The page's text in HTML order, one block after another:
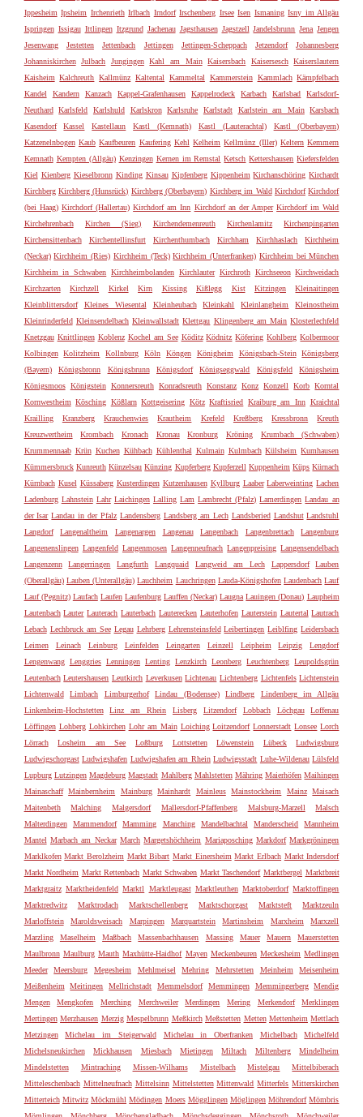
Ippesheim Ipsheim Irchenrieth Irlbach Irndorf Irschenberg Irsee Isen Ismaning Isny im Allgäu
Ispringen Issigau Ittlingen Itzgrund Jachenau Jagsthausen Jagstzell Jandelsbrunn Jena Jengen
Jesenwang
Jestetten Jettenbach Jettingen Jettingen-Scheppach Jetzendorf
Johannesberg
Johanniskirchen
Julbach Jungingen Kahl am Main Kaisersbach Kaisersesch
Kaiserslautern
Kaisheim Kalchreuth Kallmünz Kaltental Kammeltal Kammerstein Kammlach Kämpfelbach
Kandel
Kandern Kanzach Kappel-Grafenhausen Kappelrodeck Karbach Karlsbad
Karlsdorf-
Neuthard
Karlsfeld Karlshuld Karlskron Karlsruhe Karlstadt Karlstein am Main
Karsbach
Kasendorf
Kassel Kastellaun Kastl (Kemnath) Kastl (Lauterachtal)
Kastl (Oberbayern)
Katzenelnbogen Kaub Kaufbeuren Kaufering Kehl Kelheim Kellmünz (Iller) Keltern Kemmern
Kemnath Kempten (Allgäu) Kenzingen Kernen im Remstal Ketsch Kettershausen Kiefersfelden
Kiel Kienberg Kieselbronn Kinding Kinsau Kipfenberg Kippenheim Kirchanschöring Kirchardt
Kirchberg Kirchberg (Hunsrück) Kirchberg (Oberbayern) Kirchberg im Wald Kirchdorf Kirchdorf
(bei Haag) Kirchdorf (Hallertau) Kirchdorf am Inn Kirchdorf an der Amper Kirchdorf im Wald
Kirchehrenbach
Kirchen (Sieg) Kirchendemenreuth Kirchenlamitz
Kirchenpingarten
Kirchensittenbach
Kirchentellinsfurt Kirchenthumbach Kirchham Kirchhaslach
Kirchheim
(Neckar) Kirchheim (Ries) Kirchheim (Teck) Kirchheim (Unterfranken) Kirchheim bei München
Kirchheim in Schwaben Kirchheimbolanden Kirchlauter Kirchroth Kirchseeon Kirchweidach
Kirchzarten
Kirchzell Kirkel Kirn Kissing Kißlegg Kist Kitzingen
Kleinaitingen
Kleinblittersdorf
Kleines Wiesental Kleinheubach Kleinkahl Kleinlangheim
Kleinostheim
Kleinrinderfeld Kleinsendelbach Kleinwallstadt Klettgau Klingenberg am Main Klosterlechfeld
Knetzgau Knittlingen Koblenz Kochel am See Köditz Ködnitz Köfering Kohlberg Kolbermoor
Kolbingen
Kolitzheim Kollnburg Köln Köngen Königheim Königsbach-Stein
Königsberg
(Bayern)
Königsbronn Königsbrunn Königsdorf Königseggwald Königsfeld
Königsheim
Königsmoos Königstein Konnersreuth Konradsreuth Konstanz Konz Konzell Korb Korntal
Kornwestheim Kösching Kößlarn Kottgeisering Kötz Kraftisried Kraiburg am Inn Kraichtal
Krailling
Kranzberg Krauchenwies Krautheim Krefeld Kreßberg Kressbronn
Kreuth
Kreuzwertheim
Krombach Kronach Kronau Kronburg Kröning
Krumbach (Schwaben)
Krummennaab Krün Kuchen Kühbach Kühlenthal Kulmain Kulmbach Külsheim Kumhausen
Kümmersbruck Kunreuth Künzelsau Künzing Kupferberg Kupferzell Kuppenheim Küps Kürnach
Kürnbach Kusel Küssaberg Kusterdingen Kutzenhausen Kyllburg Laaber Laberweinting Lachen
Ladenburg Lahnstein Lahr Laichingen Lalling Lam Lambrecht (Pfalz) Lamerdingen Landau an
der Isar Landau in der Pfalz Landensberg Landsberg am Lech Landsberied Landshut Landstuhl
Langdorf
Langenaltheim Langenargen Langenau Langenbach Langenbrettach
Langenburg
Langenenslingen Langenfeld Langenmosen Langenneufnach Langenpreising Langensendelbach
Langenzenn
Langerringen Langfurth Langquaid Langweid am Lech Lappersdorf
Lauben
(Oberallgäu) Lauben (Unterallgäu) Lauchheim Lauchringen Lauda-Königshofen Laudenbach Lauf
Lauf (Pegnitz) Laufach Laufen Laufenburg Lauffen (Neckar) Laugna Lauingen (Donau) Laupheim
Lautenbach Lauter Lauterach Lauterbach Lauterecken Lauterhofen Lauterstein Lautertal Lautrach
Lebach Lechbruck am See Legau Lehrberg Lehrensteinsfeld Leibertingen Leiblfing Leidersbach
Leimen
Leinach Leinburg Leinfelden Leingarten Leinzell Leipheim Leipzig
Lengdorf
Lengenwang Lenggries Lenningen Lenting Lenzkirch Leonberg Leuchtenberg Leupoldsgrün
Leutenbach Leutershausen Leutkirch Leverkusen Lichtenau Lichtenberg Lichtenfels Lichtenstein
Lichtenwald
Limbach Limburgerhof Lindau (Bodensee) Lindberg
Lindenberg im Allgäu
Linkenheim-Hochstetten
Linz am Rhein Lisberg Litzendorf Lobbach Löchgau
Loffenau
Löffingen Lohberg Lohkirchen Lohr am Main Loiching Loitzendorf Lonnerstadt Lonsee Lorch
Lörrach
Losheim am See Loßburg Lottstetten Löwenstein Lübeck
Ludwigsburg
Ludwigschorgast Ludwigshafen Ludwigshafen am Rhein Ludwigsstadt Luhe-Wildenau Lülsfeld
Lupburg Lutzingen Magdeburg Magstadt Mahlberg Mahlstetten Mähring Maierhöfen Maihingen
Mainaschaff Mainbernheim Mainburg Mainhardt Mainleus Mainstockheim Mainz Maisach
Maitenbeth
Malching Malgersdorf Mallersdorf-Pfaffenberg Malsburg-Marzell
Malsch
Malterdingen
Mammendorf Mamming Manching Mandelbachtal Manderscheid
Mannheim
Mantel Marbach am Neckar March Margetshöchheim Mariaposching Markdorf Markgröningen
Marklkofen Markt Berolzheim Markt Bibart Markt Einersheim Markt Erlbach Markt Indersdorf
Markt Nordheim Markt Rettenbach Markt Schwaben Markt Taschendorf Marktbergel Marktbreit
Marktgraitz Marktheidenfeld Marktl Marktleugast Marktleuthen Marktoberdorf Marktoffingen
Marktredwitz
Marktrodach Marktschellenberg Marktschorgast Marktsteft
Marktzeuln
Marloffstein
Maroldsweisach Marpingen Marquartstein Martinsheim Marxheim
Marxzell
Marzling
Maselheim Maßbach Massenbachhausen Massing Mauer Mauern
Mauerstetten
Maulbronn Maulburg Mauth Maxhütte-Haidhof Mayen Meckenbeuren Meckesheim Medlingen
Meeder
Meersburg Megesheim Mehlmeisel Mehring Mehrstetten Meinheim
Meisenheim
Meißenheim
Meitingen Mellrichstadt Memmelsdorf Memmingen Memmingerberg
Mendig
Mengen
Mengkofen Merching Merchweiler Merdingen Mering Merkendorf
Merklingen
Mertingen Merzhausen Merzig Mespelbrunn Meßkirch Meßstetten Metten Mettenheim Mettlach
Metzingen
Michelau im Steigerwald Michelau in Oberfranken Michelbach
Michelfeld
Michelsneukirchen
Mickhausen Miesbach Mietingen Miltach Miltenberg
Mindelheim
Mindelstetten
Mintraching Missen-Wilhams Mistelbach Mistelgau
Mittelbiberach
Mitteleschenbach Mittelneufnach Mittelsinn Mittelstetten Mittenwald Mitterfels Mitterskirchen
Mitterteich Mitwitz Möckmühl Mödingen Moers Mögglingen Möglingen Möhrendorf Mömbris